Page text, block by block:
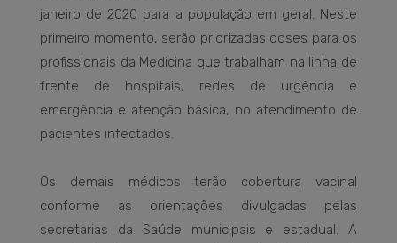
janeiro de 2020 para a população em geral. Neste
primeiro momento, serão priorizadas doses para os
profissionais da Medicina que trabalham na linha de
frente de hospitais, redes de urgência e
emergência e atenção básica, no atendimento de
pacientes infectados.
Os demais médicos terão cobertura vacinal
conforme as orientações divulgadas pelas
secretarias da Saúde municipais e estadual. A